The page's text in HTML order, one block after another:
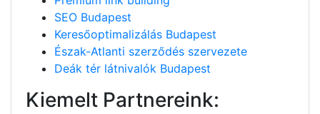
SEO Budapest
Keresőoptimalizálás Budapest
Észak-Atlanti szerződés szervezete
Deák tér látnivalók Budapest
Kiemelt Partnereink: